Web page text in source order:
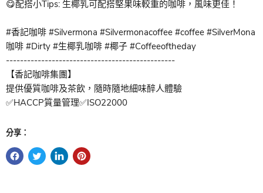
😋配搭小Tips: 生椰乳可配搭堅果味較重的咖啡，風味更佳！
#香記咖啡 #Silvermona #Silvermonacoffee #coffee #SilverMona
咖啡 #Dirty #生椰乳咖啡 #椰子 #Coffeeoftheday
------------------------------------------------
【香記咖啡集團】
提供優質咖啡及茶飲，隨時隨地細味醉人體驗
✅HACCP質量管理✅ISO22000
分享：